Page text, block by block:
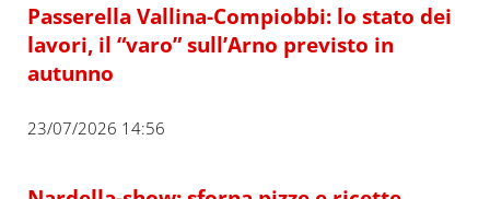
Passerella Vallina-Compiobbi: lo stato dei
lavori, il “varo” sull’Arno previsto in
autunno
23/07/2026 14:56